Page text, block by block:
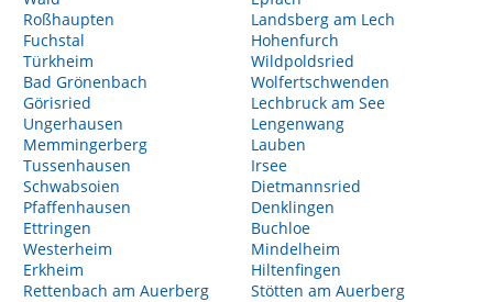
Roßhaupten
Fuchstal
Türkheim
Bad Grönenbach
Görisried
Ungerhausen
Memmingerberg
Tussenhausen
Schwabsoien
Pfaffenhausen
Ettringen
Westerheim
Erkheim
Rettenbach am Auerberg
Landsberg am Lech
Hohenfurch
Wildpoldsried
Wolfertschwenden
Lechbruck am See
Lengenwang
Lauben
Irsee
Dietmannsried
Denklingen
Buchloe
Mindelheim
Hiltenfingen
Stötten am Auerberg